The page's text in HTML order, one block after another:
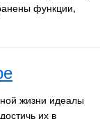
функции,
жизни идеалы
их в